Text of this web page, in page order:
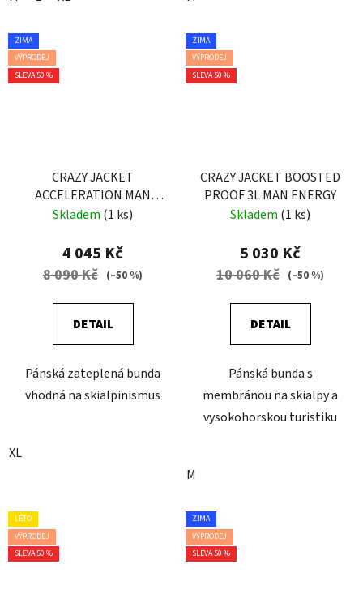
ZIMA
VÝPRODEJ
SLEVA 50 %
CRAZY JACKET
ACCELERATION MAN
PRINT YELLOW
Skladem (1 ks)
4 045 Kč
8 090 Kč (–50 %)
DETAIL
Pánská zateplená bunda
vhodná na skialpinismus
XL
ZIMA
VÝPRODEJ
SLEVA 50 %
CRAZY JACKET BOOSTED
PROOF 3L MAN ENERGY
Skladem (1 ks)
5 030 Kč
10 060 Kč (–50 %)
DETAIL
Pánská bunda s
membránou na skialpy a
vysokohorskou turistiku
M
LÉTO
VÝPRODEJ
SLEVA 50 %
ZIMA
VÝPRODEJ
SLEVA 50 %